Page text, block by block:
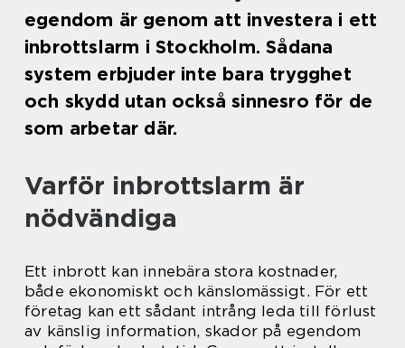
egendom är genom att investera i ett
inbrottslarm i Stockholm. Sådana
system erbjuder inte bara trygghet
och skydd utan också sinnesro för de
som arbetar där.
Varför inbrottslarm är
nödvändiga
Ett inbrott kan innebära stora kostnader,
både ekonomiskt och känslomässigt. För ett
företag kan ett sådant intrång leda till förlust
av känslig information, skador på egendom